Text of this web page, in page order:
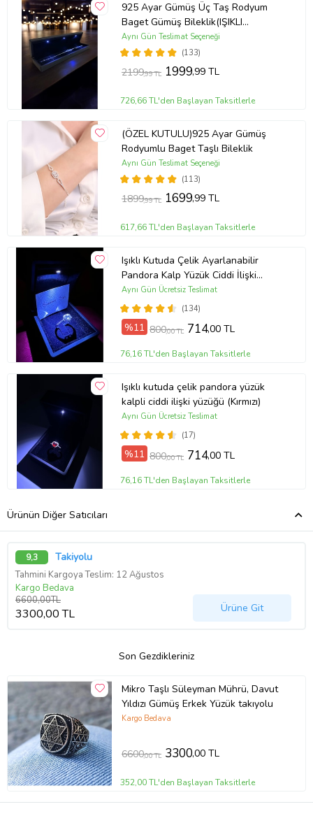
925 Ayar Gümüş Üç Taş Rodyum
Baget Gümüş Bileklik(IŞIKLI
KUTULU)
(133)
Aynı Gün Teslimat Seçeneği
2199,99 TL 1999,99 TL
726,66 TL'den Başlayan Taksitlerle
(ÖZEL KUTULU)925 Ayar Gümüş
Rodyumlu Baget Taşlı Bileklik
(113)
Aynı Gün Teslimat Seçeneği
1899,99 TL 1699,99 TL
617,66 TL'den Başlayan Taksitlerle
Işıklı Kutuda Çelik Ayarlanabilir
Pandora Kalp Yüzük Ciddi İlişki
Yüzüğü (Gümüş)
(134)
Aynı Gün Ücretsiz Teslimat
%11 800,00 TL 714,00 TL
76,16 TL'den Başlayan Taksitlerle
Işıklı kutuda çelik pandora yüzük
kalpli ciddi ilişki yüzüğü (Kırmızı)
(17)
Aynı Gün Ücretsiz Teslimat
%11 800,00 TL 714,00 TL
76,16 TL'den Başlayan Taksitlerle
Ürünün Diğer Satıcıları
9,3 Takiyolu
Tahmini Kargoya Teslim: 12 Ağustos
Kargo Bedava
6600,00TL
3300,00 TL Ürüne Git
Son Gezdikleriniz
Mikro Taşlı Süleyman Mührü, Davut
Yıldızı Gümüş Erkek Yüzük takıyolu
Kargo Bedava
6600,00 TL 3300,00 TL
352,00 TL'den Başlayan Taksitlerle